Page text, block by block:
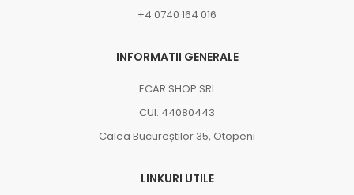
+4 0740 164 016
INFORMATII GENERALE
ECAR SHOP SRL
CUI: 44080443
Calea Bucureștilor 35, Otopeni
LINKURI UTILE